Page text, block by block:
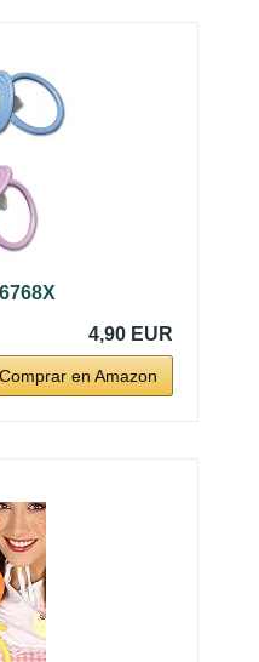
4,90 EUR
Comprar en Amazon